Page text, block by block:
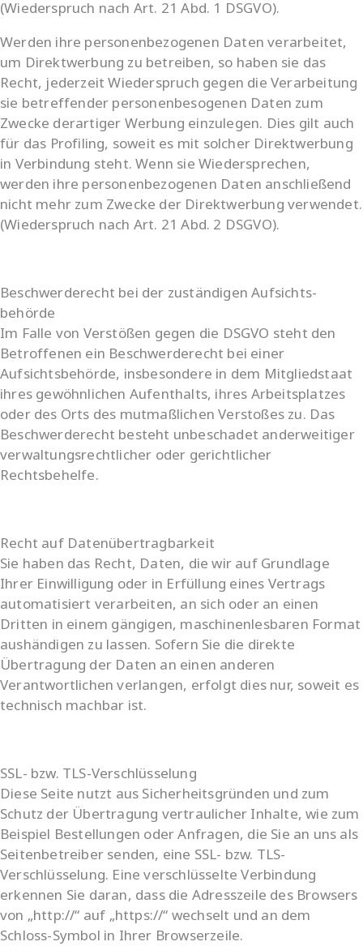
(Wiederspruch nach Art. 21 Abd. 1 DSGVO).
Werden ihre personenbezogenen Daten verarbeitet,
um Direktwerbung zu betreiben, so haben sie das
Recht, jederzeit Wiederspruch gegen die Verarbeitung
sie betreffender personenbesogenen Daten zum
Zwecke derartiger Werbung einzulegen. Dies gilt auch
für das Profiling, soweit es mit solcher Direktwerbung
in Verbindung steht. Wenn sie Wiedersprechen,
werden ihre personenbezogenen Daten anschließend
nicht mehr zum Zwecke der Direktwerbung verwendet.
(Wiederspruch nach Art. 21 Abd. 2 DSGVO).
Beschwerde­recht bei der zuständigen Aufsichts­
behörde
Im Falle von Verstößen gegen die DSGVO steht den
Betroffenen ein Beschwerderecht bei einer
Aufsichtsbehörde, insbesondere in dem Mitgliedstaat
ihres gewöhnlichen Aufenthalts, ihres Arbeitsplatzes
oder des Orts des mutmaßlichen Verstoßes zu. Das
Beschwerderecht besteht unbeschadet anderweitiger
verwaltungsrechtlicher oder gerichtlicher
Rechtsbehelfe.
Recht auf Daten­übertrag­barkeit
Sie haben das Recht, Daten, die wir auf Grundlage
Ihrer Einwilligung oder in Erfüllung eines Vertrags
automatisiert verarbeiten, an sich oder an einen
Dritten in einem gängigen, maschinenlesbaren Format
aushändigen zu lassen. Sofern Sie die direkte
Übertragung der Daten an einen anderen
Verantwortlichen verlangen, erfolgt dies nur, soweit es
technisch machbar ist.
SSL- bzw. TLS-Verschlüsselung
Diese Seite nutzt aus Sicherheitsgründen und zum
Schutz der Übertragung vertraulicher Inhalte, wie zum
Beispiel Bestellungen oder Anfragen, die Sie an uns als
Seitenbetreiber senden, eine SSL- bzw. TLS-
Verschlüsselung. Eine verschlüsselte Verbindung
erkennen Sie daran, dass die Adresszeile des Browsers
von „http://“ auf „https://“ wechselt und an dem
Schloss-Symbol in Ihrer Browserzeile.